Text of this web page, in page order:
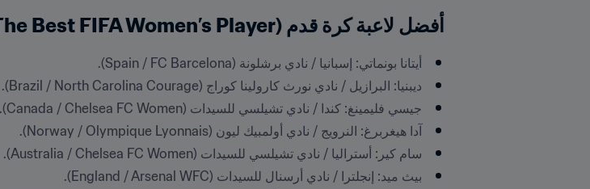
أفضل لاعبة كرة قدم (The Best FIFA Women’s Player):
أيتانا بونماتي: إسبانيا / نادي برشلونة (Spain / FC Barcelona).
ديبنيا: البرازيل / نادي نورث كارولينا كوراج (Brazil / North Carolina Courage).
جيسي فليمينغ: كندا / نادي تشيلسي للسيدات (Canada / Chelsea FC Women).
آدا هيغربرغ: النرويج / نادي أولمبيك ليون (Norway / Olympique Lyonnais).
سام كير: أستراليا / نادي تشيلسي للسيدات (Australia / Chelsea FC Women).
بيث ميد: إنجلترا / نادي أرسنال للسيدات (England / Arsenal WFC).